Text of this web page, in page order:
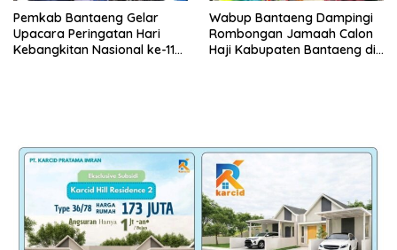
Pemkab Bantaeng Gelar
Upacara Peringatan Hari
Kebangkitan Nasional ke-118
Wabup Bantaeng Dampingi
Rombongan Jamaah Calon
Haji Kabupaten Bantaeng di